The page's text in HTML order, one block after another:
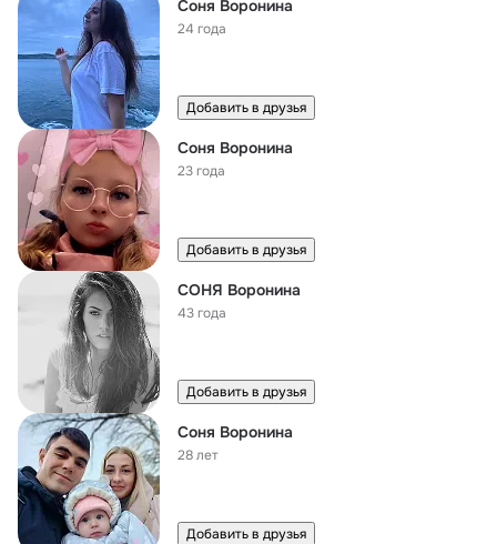
Соня Воронина
24 года
Добавить в друзья
Соня Воронина
23 года
Добавить в друзья
СОНЯ Воронина
43 года
Добавить в друзья
Соня Воронина
28 лет
Добавить в друзья